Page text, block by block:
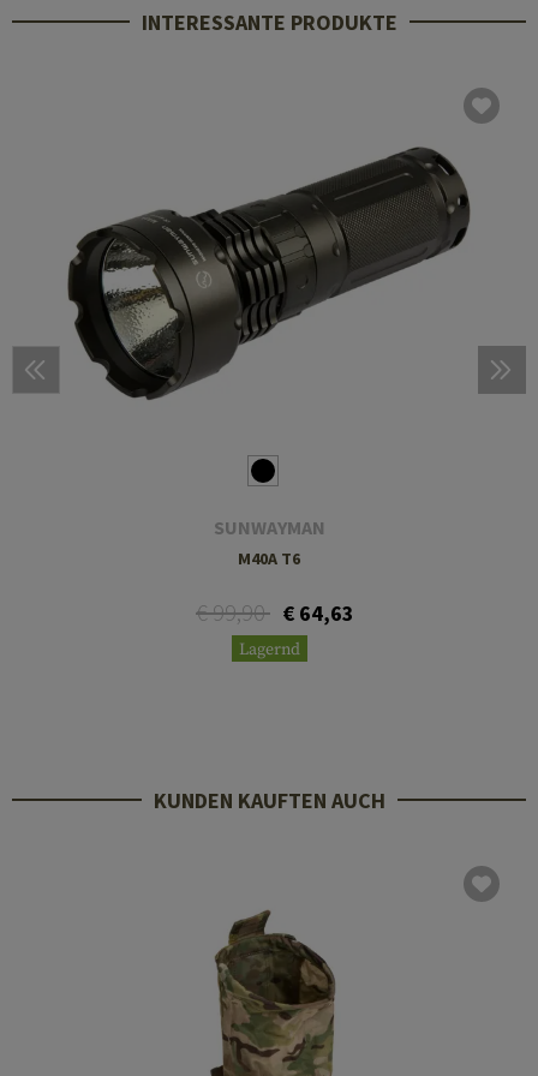
INTERESSANTE PRODUKTE
SUNWAYMAN
M40A T6
€ 99,90 € 64,63
Lagernd
KUNDEN KAUFTEN AUCH